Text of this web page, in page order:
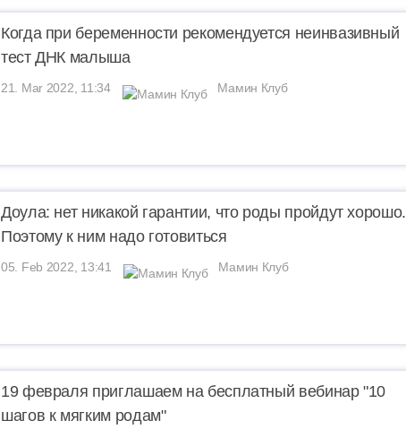
Когда при беременности рекомендуется неинвазивный
тест ДНК малыша
21. Mar 2022, 11:34 Мамин Клуб
Доула: нет никакой гарантии, что роды пройдут хорошо.
Поэтому к ним надо готовиться
05. Feb 2022, 13:41 Мамин Клуб
19 февраля приглашаем на бесплатный вебинар "10
шагов к мягким родам"